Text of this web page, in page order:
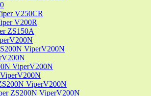
V250CR
V200R
ZS150A
ViperV200N
ViperV200N
ViperV200N
ZS200N ViperV200N